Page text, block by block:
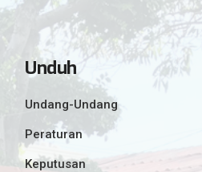
Unduh
Undang-Undang
Peraturan
Keputusan